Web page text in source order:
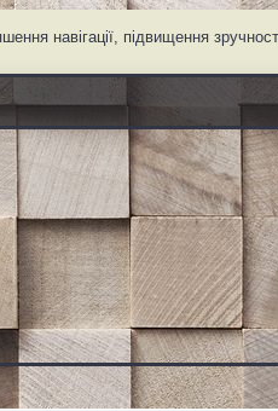
навігації, підвищення